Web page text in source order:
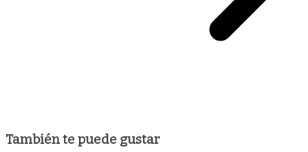
También te puede gustar